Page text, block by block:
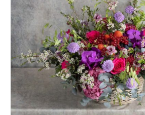
peuvent
être
choisies
sur
la
page
du
produit